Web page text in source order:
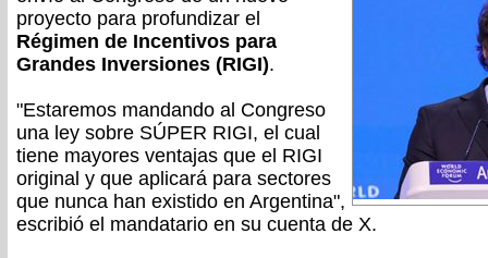
proyecto para profundizar el
Régimen de Incentivos para
Grandes Inversiones (RIGI).
"Estaremos mandando al Congreso
una ley sobre SÚPER RIGI, el cual
tiene mayores ventajas que el RIGI
original y que aplicará para sectores
que nunca han existido en Argentina",
escribió el mandatario en su cuenta de X.